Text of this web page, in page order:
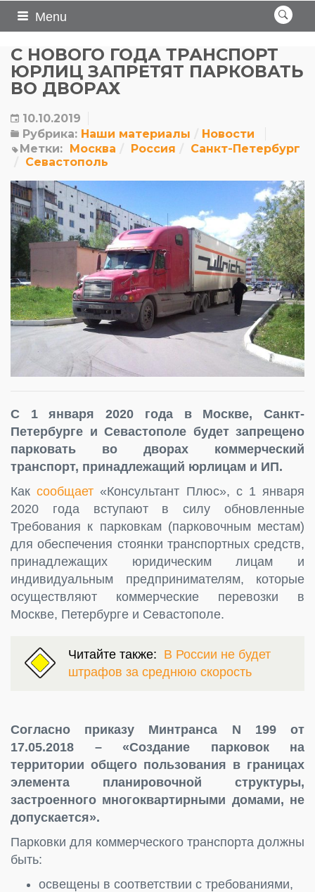
Menu
С НОВОГО ГОДА ТРАНСПОРТ
ЮРЛИЦ ЗАПРЕТЯТ ПАРКОВАТЬ
ВО ДВОРАХ
10.10.2019
Рубрика: Наши материалы
Новости
Метки: Москва Россия
Санкт-Петербург
Севастополь
С 1 января 2020 года в Москве, Санкт-
Петербурге и Севастополе будет запрещено
парковать во дворах коммерческий
транспорт, принадлежащий юрлицам и ИП.
Каксообщает «Консультант Плюс», с 1 января
2020 года вступают в силу обновленные
Требования к парковкам (парковочным местам)
для обеспечения стоянки транспортных средств,
принадлежащих юридическим лицам и
индивидуальным предпринимателям, которые
осуществляют коммерческие перевозки в
Москве, Петербурге и Севастополе.
Читайте также: В России не будет
штрафов за среднюю скорость
Согласно приказу Минтранса N 199 от
17.05.2018 – «Создание парковок на
территории общего пользования в границах
элемента планировочной структуры,
застроенного многоквартирными домами, не
допускается».
Парковки для коммерческого транспорта должны
быть:
освещены в соответствии с требованиями,